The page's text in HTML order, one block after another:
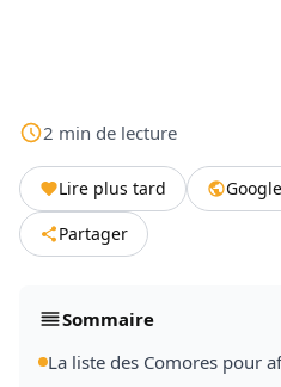
2 min de lecture
Lire plus tard
Partager
Sommaire
La liste des Comores pour